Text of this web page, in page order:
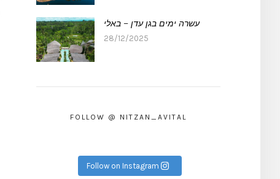
עשרה ימים בגן עדן – באלי
28/12/2025
FOLLOW @ NITZAN_AVITAL
Follow on Instagram